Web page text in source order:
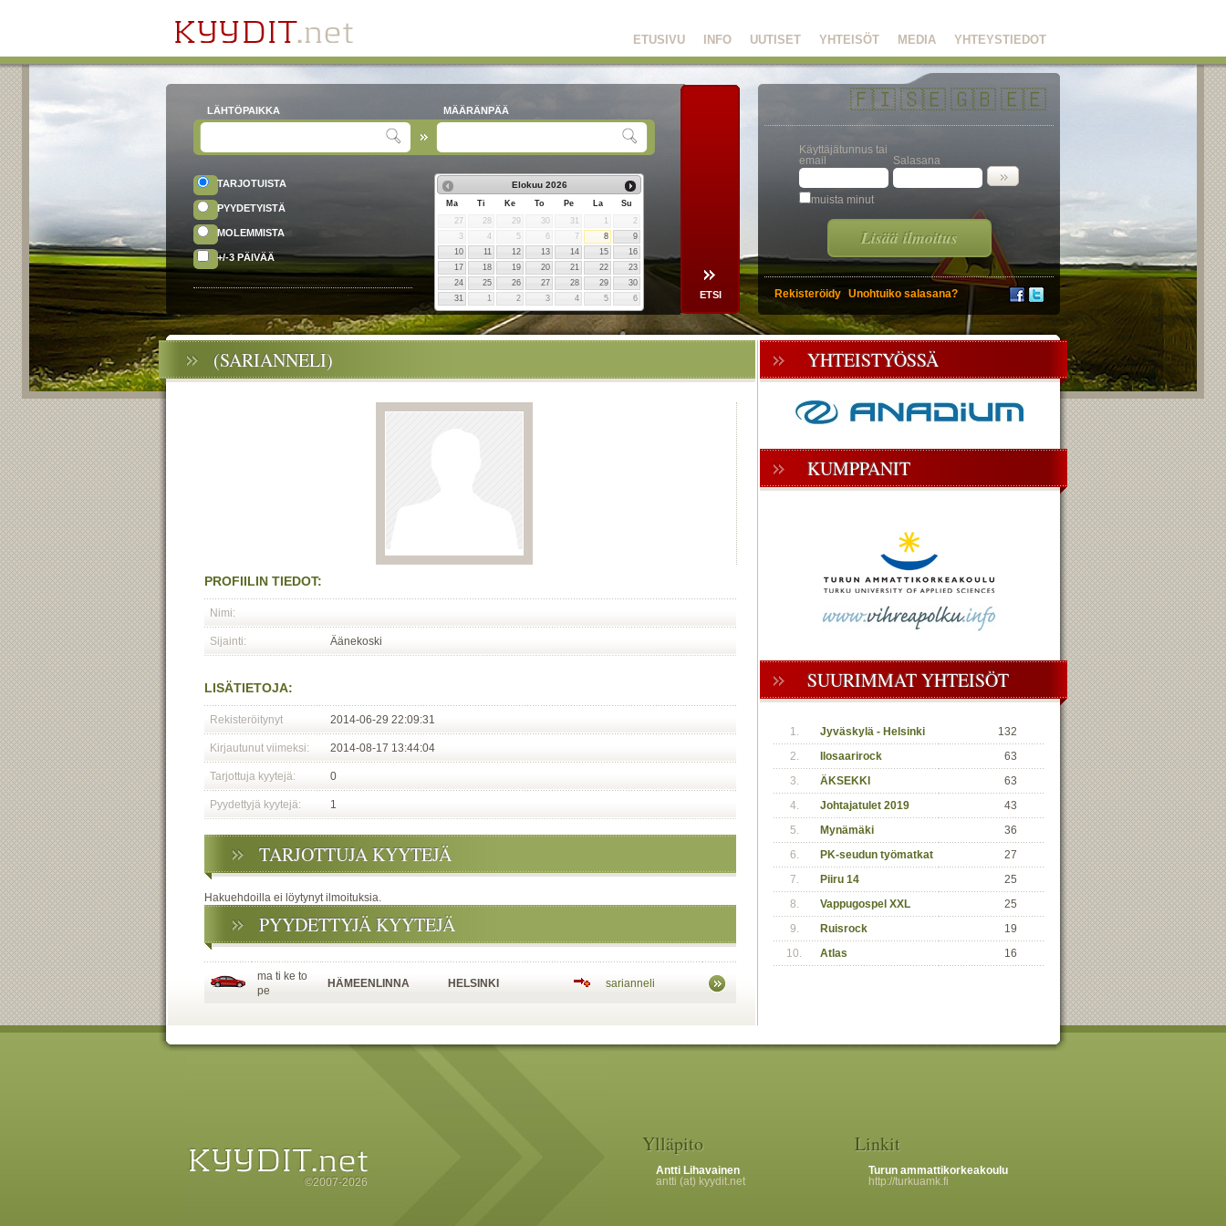
YHTEYSTIEDOT
MEDIA
YHTEISÖT
UUTISET
INFO
ETUSIVU
LÄHTÖPAIKKA MÄÄRÄNPÄÄ
TARJOTUISTA
PYYDETYISTÄ
MOLEMMISTA
+/-3 PÄIVÄÄ
Elokuu 2026
Ma Ti Ke To Pe La
Su
27
28 29 30 31
2
3
4 5 6 7 8
9
10
11 12 13 14 15
16
17
18 19 20 21 22
23
24
25 26 27 28 29
30
31
1 2 3 4 5 6
🇫🇮🇸🇪🇬🇧🇪🇪
Käyttäjätunnus tai
email
Salasana
muista minut
Lisää ilmoitus
Rekisteröidy Unohtuiko salasana?
(SARIANNELI)
PROFIILIN TIEDOT:
Nimi:
Sijainti: Äänekoski
LISÄTIETOJA:
Rekisteröitynyt 2014-06-29 22:09:31
Kirjautunut viimeksi: 2014-08-17 13:44:04
Tarjottuja kyytejä: 0
Pyydettyjä kyytejä: 1
TARJOTTUJA KYYTEJÄ
Hakuehdoilla ei löytynyt ilmoituksia.
PYYDETTYJÄ KYYTEJÄ
ma ti ke to
pe
HÄMEENLINNA HELSINKI sarianneli
YHTEISTYÖSSÄ
KUMPPANIT
SUURIMMAT YHTEISÖT
1. Jyväskylä - Helsinki
132
2.
Ilosaarirock
63
3.
ÄKSEKKI
63
4.
Johtajatulet 2019
43
5.
Mynämäki
36
6.
PK-seudun työmatkat
27
7.
Piiru 14
25
8.
Vappugospel XXL
25
9.
Ruisrock
19
10.
Atlas 16
©2007-2026
Ylläpito
Antti Lihavainen
antti (at) kyydit.net
Linkit
Turun ammattikorkeakoulu
http://turkuamk.fi